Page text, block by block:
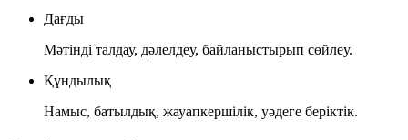
Дағды
Мәтінді талдау, дәлелдеу, байланыстырып сөйлеу.
Құндылық
Намыс, батылдық, жауапкершілік, уәдеге беріктік.